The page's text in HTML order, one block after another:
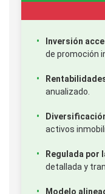
Inversión
de promoción
anualizado.
activos
Regulada por
detallada y
Modelo